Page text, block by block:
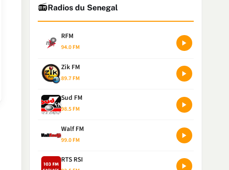
📻Radios du Senegal
RFM
94.0 FM
Zik FM
89.7 FM
Sud FM
98.5 FM
Walf FM
99.0 FM
RTS RSI